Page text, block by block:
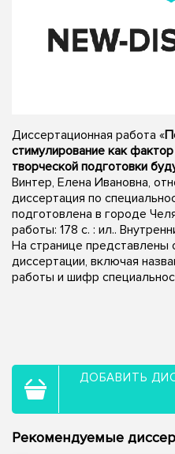
Диссертационная работа «
стимулирование как
творческой подготовки
Винтер, Елена Ивановна,
диссертация по
подготовлена в городе
работы: 178 с. : ил..
На странице представлены
диссертации, включая
работы и шифр
ДОБАВИТЬ
Рекомендуемые